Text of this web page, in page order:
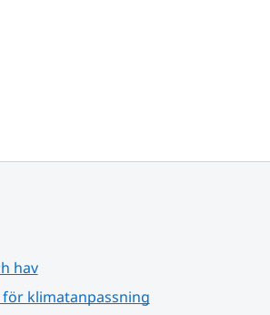
hav
klimatanpassning